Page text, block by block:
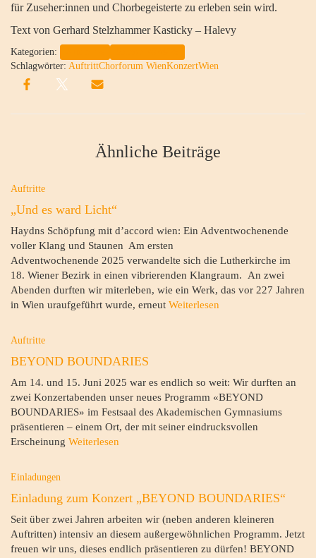
für Zuseher:innen und Chorbegeisterte zu erleben sein wird.
Text von Gerhard Stelzhammer Kasticky – Halevy
Kategorien:
Schlagwörter: AuftrittChorforum WienKonzertWien
Ähnliche Beiträge
Auftritte
„Und es ward Licht“
Haydns Schöpfung mit d’accord wien: Ein Adventwochenende
voller Klang und Staunen Am ersten
Adventwochenende 2025 verwandelte sich die Lutherkirche im
18. Wiener Bezirk in einen vibrierenden Klangraum. An zwei
Abenden durften wir miterleben, wie ein Werk, das vor 227 Jahren
in Wien uraufgeführt wurde, erneut Weiterlesen
Auftritte
BEYOND BOUNDARIES
Am 14. und 15. Juni 2025 war es endlich so weit: Wir durften an
zwei Konzertabenden unser neues Programm «BEYOND
BOUNDARIES» im Festsaal des Akademischen Gymnasiums
präsentieren – einem Ort, der mit seiner eindrucksvollen
Erscheinung Weiterlesen
Einladungen
Einladung zum Konzert „BEYOND BOUNDARIES“
Seit über zwei Jahren arbeiten wir (neben anderen kleineren
Auftritten) intensiv an diesem außergewöhnlichen Programm. Jetzt
freuen wir uns, dieses endlich präsentieren zu dürfen! BEYOND